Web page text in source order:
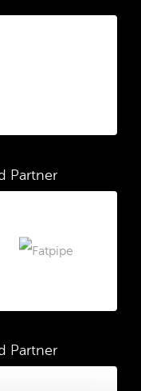
Partner
Partner